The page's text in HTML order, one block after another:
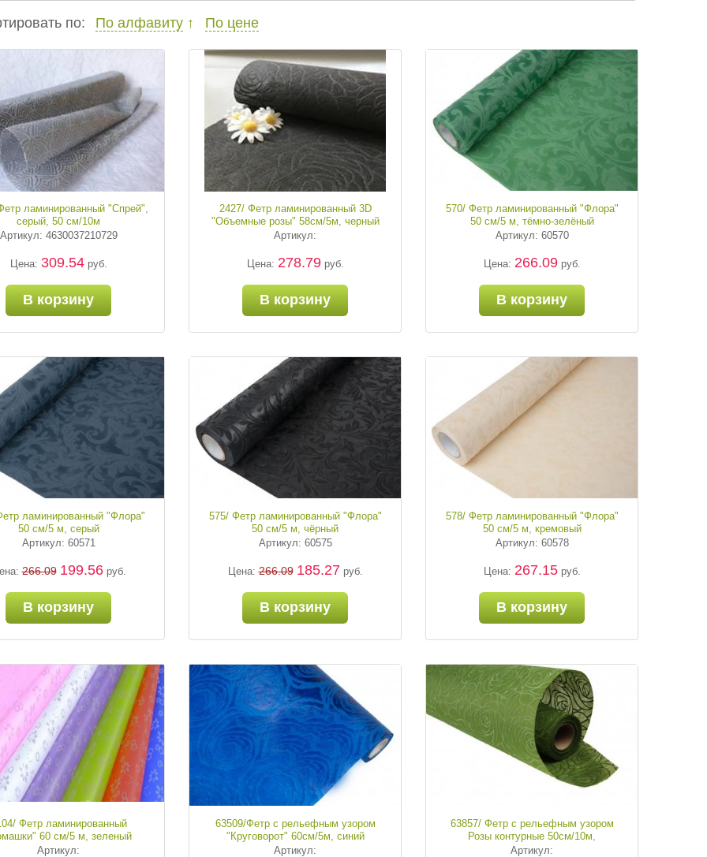
по: По алфавиту По цене
ламинированный "Спрей",
серый, 50 см/10м
Артикул: 4630037210729
Цена: 309.54руб.
В корзину
2427/ Фетр ламинированный 3D
"Объемные розы" 58см/5м, черный
Артикул:
Цена: 278.79руб.
В корзину
570/ Фетр ламинированный "Флора"
50 см/5 м, тёмно-зелёный
Артикул: 60570
Цена: 266.09руб.
В корзину
ламинированный "Флора"
50 см/5 м, серый
Артикул: 60571
266.09 199.56руб.
В корзину
575/ Фетр ламинированный "Флора"
50 см/5 м, чёрный
Артикул: 60575
Цена:266.09 185.27 руб.
В корзину
578/ Фетр ламинированный "Флора"
50 см/5 м, кремовый
Артикул: 60578
Цена: 267.15руб.
В корзину
Фетр ламинированный
60 см/5 м, зеленый
Артикул:
63509/Фетр с рельефным узором
"Круговорот" 60см/5м, синий
Артикул:
63857/ Фетр с рельефным узором
Розы контурные 50см/10м,
оливковый
Артикул: